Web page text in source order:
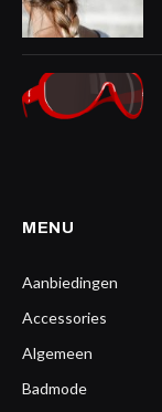
MENU
Aanbiedingen
Accessories
Algemeen
Badmode